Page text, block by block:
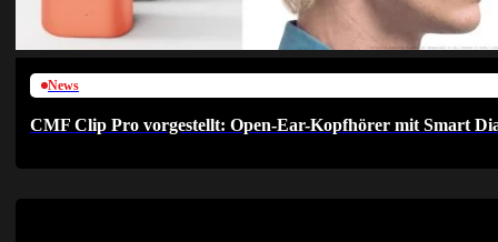
News
CMF Clip Pro vorgestellt: Open-Ear-Kopfhörer mit Smart